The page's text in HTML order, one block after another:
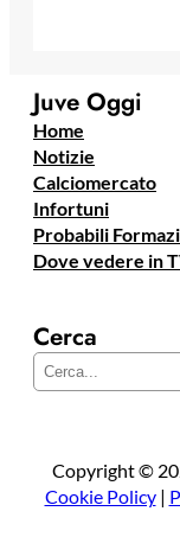
Juve Oggi
Home
Notizie
Calciomercato
Infortuni
Probabili
Dove vedere in
Cerca
Copyright ©
Cookie Policy|